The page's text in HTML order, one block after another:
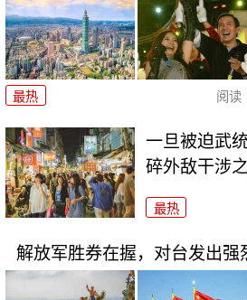
最热 阅读
一旦被迫武
碎外敌干涉
最热
解放军胜券在握，对台发出强